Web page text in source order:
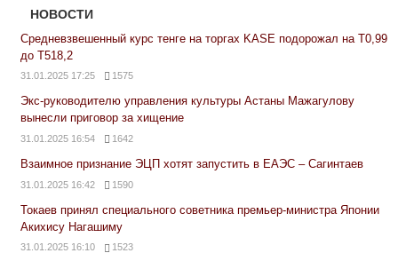
НОВОСТИ
Средневзвешенный курс тенге на торгах KASE подорожал на Т0,99
до Т518,2
31.01.2025 17:25 1575
Экс-руководителю управления культуры Астаны Мажагулову
вынесли приговор за хищение
31.01.2025 16:54 1642
Взаимное признание ЭЦП хотят запустить в ЕАЭС – Сагинтаев
31.01.2025 16:42 1590
Токаев принял специального советника премьер-министра Японии
Акихису Нагашиму
31.01.2025 16:10 1523